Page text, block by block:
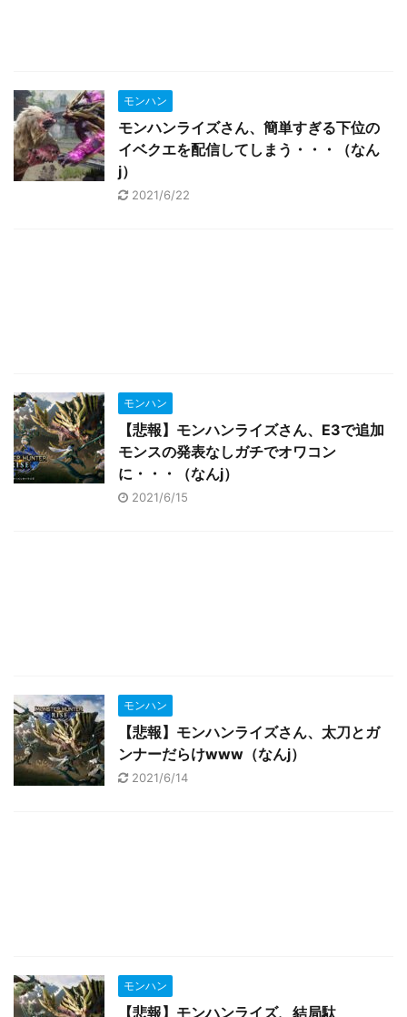
モンハン
モンハンライズさん、簡単すぎる下位の
イベクエを配信してしまう・・・（なん
j）
2021/6/22
モンハン
【悲報】モンハンライズさん、E3で追加
モンスの発表なしガチでオワコン
に・・・（なんj）
2021/6/15
モンハン
【悲報】モンハンライズさん、太刀とガ
ンナーだらけwww（なんj）
2021/6/14
モンハン
【悲報】モンハンライズ、結局駄